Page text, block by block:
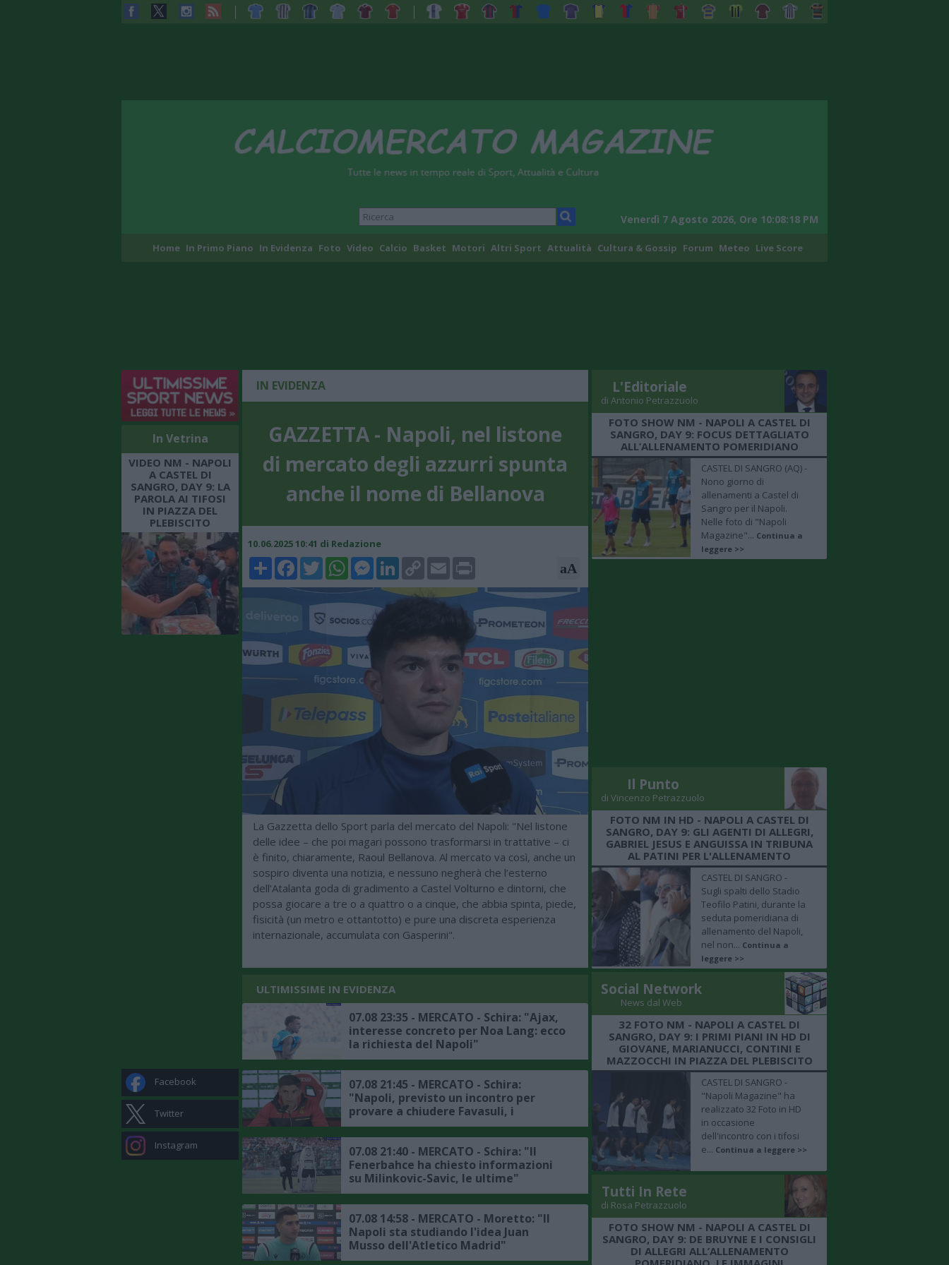
Venerdì 7 Agosto 2026, Ore 10:08:19 PM
Home In Primo Piano In Evidenza Foto Video Calcio Basket Motori Altri Sport Attualità Cultura & Gossip Forum Meteo Live Score
In Vetrina
VIDEO NM - NAPOLI
A CASTEL DI
SANGRO, DAY 9: LA
PAROLA AI TIFOSI
IN PIAZZA DEL
PLEBISCITO
Facebook
Twitter
Instagram
IN EVIDENZA
GAZZETTA - Napoli, nel listone
di mercato degli azzurri spunta
anche il nome di Bellanova
10.06.2025 10:41 di Redazione
ShareFacebookTwitterWhatsAppMessenger
LinkedIn
Copy
Link
Email Print aA
La Gazzetta dello Sport parla del mercato del Napoli: "Nel listone
delle idee – che poi magari possono trasformarsi in trattative – ci
è finito, chiaramente, Raoul Bellanova. Al mercato va così, anche un
sospiro diventa una notizia, e nessuno negherà che l’esterno
dell’Atalanta goda di gradimento a Castel Volturno e dintorni, che
possa giocare a tre o a quattro o a cinque, che abbia spinta, piede,
fisicità (un metro e ottantotto) e pure una discreta esperienza
internazionale, accumulata con Gasperini".
ULTIMISSIME IN EVIDENZA
07.08 23:35 - MERCATO - Schira: "Ajax,
interesse concreto per Noa Lang: ecco
la richiesta del Napoli"
07.08 21:45 - MERCATO - Schira:
"Napoli, previsto un incontro per
provare a chiudere Favasuli, i
dettagli"
07.08 21:40 - MERCATO - Schira: "Il
Fenerbahce ha chiesto informazioni
su Milinkovic-Savic, le ultime"
07.08 14:58 - MERCATO - Moretto: "Il
Napoli sta studiando l'idea Juan
Musso dell'Atletico Madrid"
L'Editoriale
di Antonio Petrazzuolo
FOTO SHOW NM - NAPOLI A CASTEL DI
SANGRO, DAY 9: FOCUS DETTAGLIATO
ALL’ALLENAMENTO POMERIDIANO
CASTEL DI SANGRO (AQ) -
Nono giorno di
allenamenti a Castel di
Sangro per il Napoli.
Nelle foto di "Napoli
Magazine"... Continua a
leggere >>
Il Punto
di Vincenzo Petrazzuolo
FOTO NM IN HD - NAPOLI A CASTEL DI
SANGRO, DAY 9: GLI AGENTI DI ALLEGRI,
GABRIEL JESUS E ANGUISSA IN TRIBUNA
AL PATINI PER L'ALLENAMENTO
CASTEL DI SANGRO -
Sugli spalti dello Stadio
Teofilo Patini, durante la
seduta pomeridiana di
allenamento del Napoli,
nel non... Continua a
leggere >>
Social Network
News dal Web
32 FOTO NM - NAPOLI A CASTEL DI
SANGRO, DAY 9: I PRIMI PIANI IN HD DI
GIOVANE, MARIANUCCI, CONTINI E
MAZZOCCHI IN PIAZZA DEL PLEBISCITO
CASTEL DI SANGRO -
"Napoli Magazine" ha
realizzato 32 Foto in HD
in occasione
dell'incontro con i tifosi
e... Continua a leggere >>
Tutti In Rete
di Rosa Petrazzuolo
FOTO SHOW NM - NAPOLI A CASTEL DI
SANGRO, DAY 9: DE BRUYNE E I CONSIGLI
DI ALLEGRI ALL’ALLENAMENTO